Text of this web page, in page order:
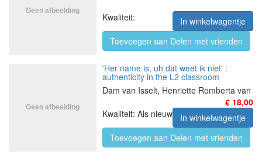
Kwaliteit:
In winkelwagentje
Toevoegen aan Delen met vrienden
'Her name is, uh dat weet ik niet' :
authenticity in the L2 classroom
Dam van Isselt, Henriette Romberta van
€ 18,00
Kwaliteit: Als nieuw
In winkelwagentje
Toevoegen aan Delen met vrienden